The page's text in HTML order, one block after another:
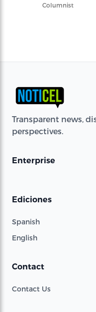
Columnist
Transparent news,
perspectives.
Enterprise
Ediciones
Spanish
English
Contact
Contact Us